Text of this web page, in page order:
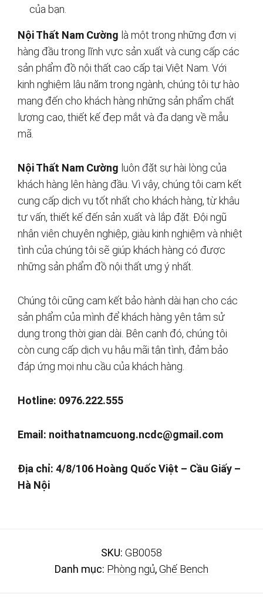
của bạn.
Nội Thất Nam Cường là một trong những đơn vị
hàng đầu trong lĩnh vực sản xuất và cung cấp các
sản phẩm đồ nội thất cao cấp tại Việt Nam. Với
kinh nghiệm lâu năm trong ngành, chúng tôi tự hào
mang đến cho khách hàng những sản phẩm chất
lượng cao, thiết kế đẹp mắt và đa dạng về mẫu
mã.
Nội Thất Nam Cường luôn đặt sự hài lòng của
khách hàng lên hàng đầu. Vì vậy, chúng tôi cam kết
cung cấp dịch vụ tốt nhất cho khách hàng, từ khâu
tư vấn, thiết kế đến sản xuất và lắp đặt. Đội ngũ
nhân viên chuyên nghiệp, giàu kinh nghiệm và nhiệt
tình của chúng tôi sẽ giúp khách hàng có được
những sản phẩm đồ nội thất ưng ý nhất.
Chúng tôi cũng cam kết bảo hành dài hạn cho các
sản phẩm của mình để khách hàng yên tâm sử
dụng trong thời gian dài. Bên cạnh đó, chúng tôi
còn cung cấp dịch vụ hậu mãi tận tình, đảm bảo
đáp ứng mọi nhu cầu của khách hàng.
Hotline: 0976.222.555
Email: noithatnamcuong.ncdc@gmail.com
Địa chỉ: 4/8/106 Hoàng Quốc Việt – Cầu Giấy –
Hà Nội
SKU: GB0058
Danh mục: Phòng ngủ,Ghế Bench